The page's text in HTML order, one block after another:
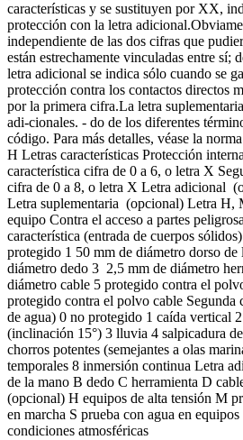
características y se sustituyen por XX,
protección con la letra
independiente de las dos cifras que
están estrechamente vinculadas entre sí;
letra adicional se indica sólo cuando se
protección contra los contactos directos
por la primera cifra.La letra
adi-cionales. - do de los diferentes
código. Para más detalles, véase la
H Letras características Protección
característica cifra de 0 a 6, o letra X
cifra de 0 a 8, o letra X Letra adicional
Letra suplementaria (opcional) Letra H,
equipo Contra el acceso a partes
característica (entrada de cuerpos
protegido 1 50 mm de diámetro dorso
diámetro dedo 3 2,5 mm de diámetro
diámetro cable 5 protegido contra el
protegido contra el polvo cable Segunda
de agua) 0 no protegido 1 caída vertical
(inclinación 15°) 3 lluvia 4 salpicadura
chorros potentes (semejantes a olas
temporales 8 inmersión continua Letra
de la mano B dedo C herramienta D
(opcional) H equipos de alta tensión M
en marcha S prueba con agua en
condiciones atmosféricas